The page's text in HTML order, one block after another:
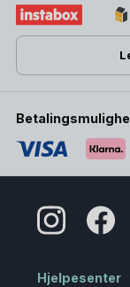
Hjelpesenter